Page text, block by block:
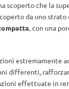
scoperto che la
da uno strato
, con una
estremamente
differenti,
effettuate in